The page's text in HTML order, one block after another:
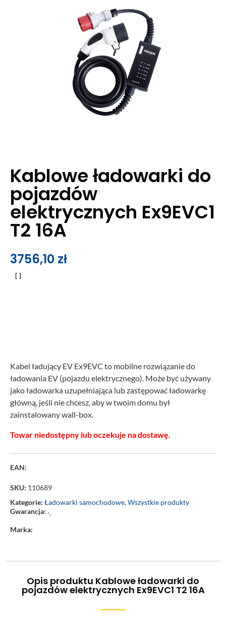
Kablowe ładowarki do
pojazdów
elektrycznych Ex9EVC1
T2 16A
3756,10 zł
Kabel ładujący EV Ex9EVC to mobilne rozwiązanie do
ładowania EV (pojazdu elektrycznego). Może być używany
jako ładowarka uzupełniająca lub zastępować ładowarkę
główną, jeśli nie chcesz, aby w twoim domu był
zainstalowany wall-box.
Towar niedostępny lub oczekuje na dostawę.
EAN:
SKU: 110689
Kategorie: Ładowarki samochodowe,Wszystkie produkty
Gwarancja: ‘-
Marka:
Opis produktu Kablowe ładowarki do
pojazdów elektrycznych Ex9EVC1 T2 16A